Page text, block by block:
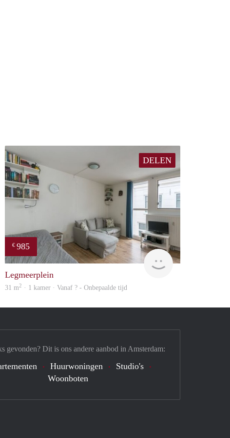
DELEN
€ 985
finder
Legmeerplein
31 m2 · 1 kamer · Vanaf ? - Onbepaalde tijd
gevonden? Dit is ons andere aanbod in Amsterdam:
Huurwoningen
Studio's
Woonboten